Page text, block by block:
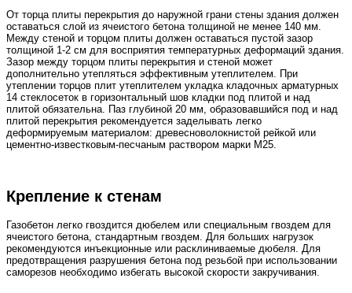
От торца плиты перекрытия до наружной грани стены здания должен
оставаться слой из ячеистого бетона толщиной не менее 140 мм.
Между стеной и торцом плиты должен оставаться пустой зазор
толщиной 1-2 см для восприятия температурных деформаций здания.
Зазор между торцом плиты перекрытия и стеной может
дополнительно утепляться эффективным утеплителем. При
утеплении торцов плит утеплителем укладка кладочных арматурных
14 стеклосеток в горизонтальный шов кладки под плитой и над
плитой обязательна. Паз глубиной 20 мм, образовавшийся под и над
плитой перекрытия рекомендуется заделывать легко
деформируемым материалом: древесноволокнистой рейкой или
цементно-известковым-песчаным раствором марки М25.
Крепление к стенам
Газобетон легко гвоздится дюбелем или специальным гвоздем для
ячеистого бетона, стандартным гвоздем. Для больших нагрузок
рекомендуются инъекционные или расклиниваемые дюбеля. Для
предотвращения разрушения бетона под резьбой при использовании
саморезов необходимо избегать высокой скорости закручивания.